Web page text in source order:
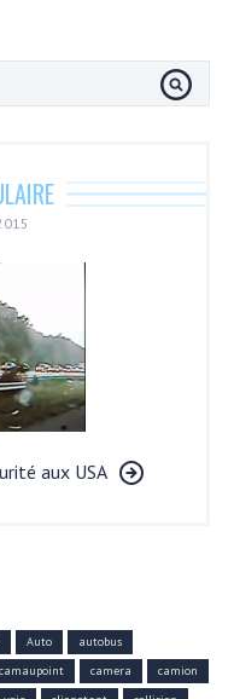
aux USA
Auto
autobus
camaupoint camera
camion